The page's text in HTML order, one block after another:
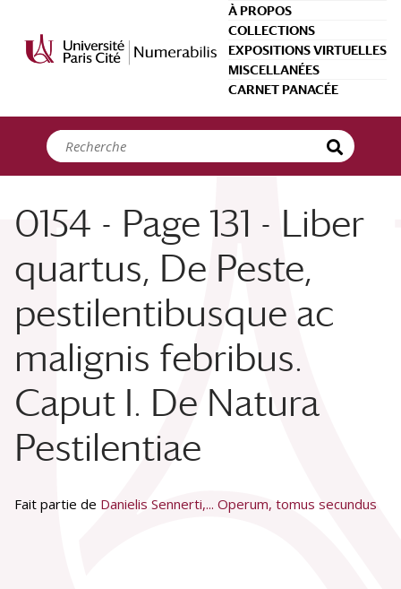
À PROPOS
COLLECTIONS
EXPOSITIONS VIRTUELLES
MISCELLANÉES
CARNET PANACÉE
0154 - Page 131 - Liber
quartus, De Peste,
pestilentibusque ac
malignis febribus.
Caput I. De Natura
Pestilentiae
Fait partie de Danielis Sennerti,... Operum, tomus secundus